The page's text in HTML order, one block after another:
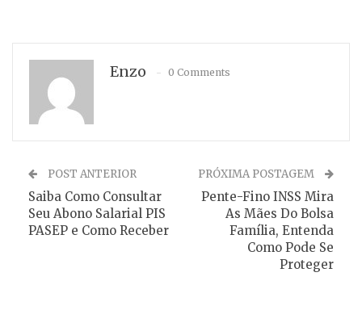
Enzo 0 Comments
POST ANTERIOR
Saiba Como Consultar
Seu Abono Salarial PIS
PASEP e Como Receber
PRÓXIMA POSTAGEM
Pente-Fino INSS Mira
As Mães Do Bolsa
Família, Entenda
Como Pode Se
Proteger